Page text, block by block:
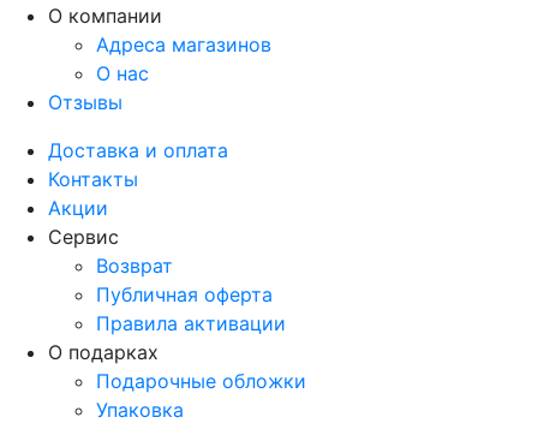
О компании
Адреса магазинов
О нас
Отзывы
Доставка и оплата
Контакты
Акции
Сервис
Возврат
Публичная оферта
Правила активации
О подарках
Подарочные обложки
Упаковка